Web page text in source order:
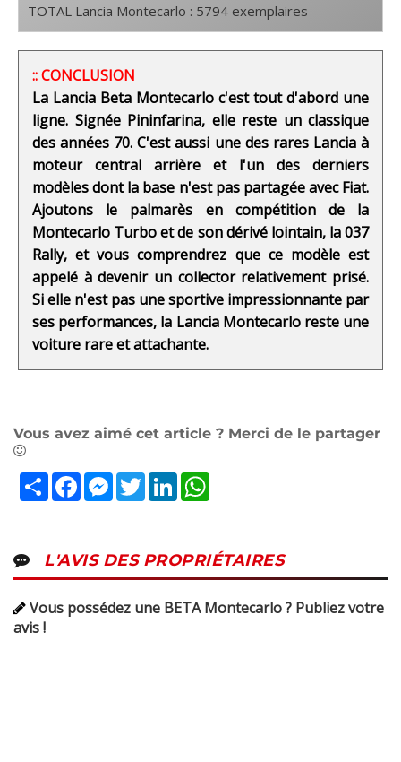
TOTAL Lancia Montecarlo : 5794 exemplaires
:: CONCLUSION
La Lancia Beta Montecarlo c'est tout d'abord une
ligne. Signée Pininfarina, elle reste un classique
des années 70. C'est aussi une des rares Lancia à
moteur central arrière et l'un des derniers
modèles dont la base n'est pas partagée avec Fiat.
Ajoutons le palmarès en compétition de la
Montecarlo Turbo et de son dérivé lointain, la 037
Rally, et vous comprendrez que ce modèle est
appelé à devenir un collector relativement prisé.
Si elle n'est pas une sportive impressionnante par
ses performances, la Lancia Montecarlo reste une
voiture rare et attachante.
Vous avez aimé cet article ? Merci de le partager
PartagerFacebookMessenger
TwitterLinkedIn
L'AVIS DES PROPRIÉTAIRES
Vous possédez une BETA Montecarlo ? Publiez votre
avis !